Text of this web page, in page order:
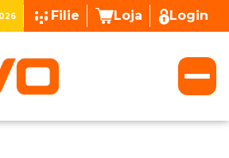
Filie Loja Login